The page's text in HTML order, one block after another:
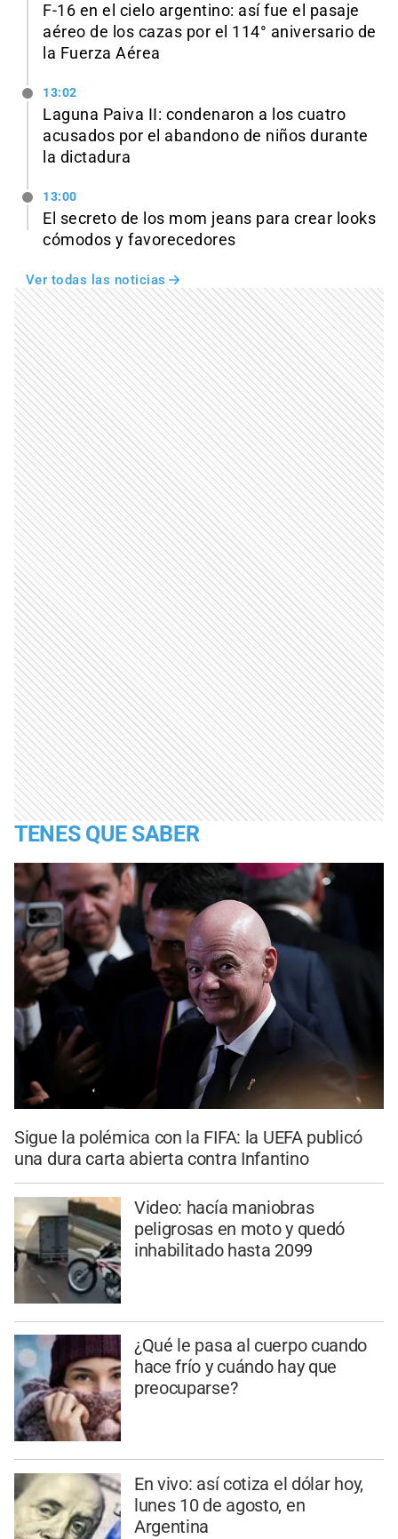
F-16 en el cielo argentino: así fue el pasaje
aéreo de los cazas por el 114° aniversario de
la Fuerza Aérea
13:02
Laguna Paiva II: condenaron a los cuatro
acusados por el abandono de niños durante
la dictadura
13:00
El secreto de los mom jeans para crear looks
cómodos y favorecedores
Ver todas las noticias
TENES QUE SABER
Sigue la polémica con la FIFA: la UEFA publicó
una dura carta abierta contra Infantino
Video: hacía maniobras
peligrosas en moto y quedó
inhabilitado hasta 2099
¿Qué le pasa al cuerpo cuando
hace frío y cuándo hay que
preocuparse?
En vivo: así cotiza el dólar hoy,
lunes 10 de agosto, en
Argentina